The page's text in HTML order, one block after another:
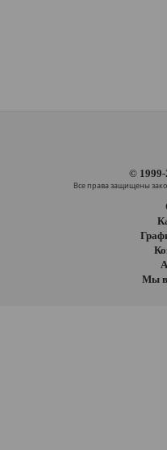
© 1999-
Все права защищены
Мы в